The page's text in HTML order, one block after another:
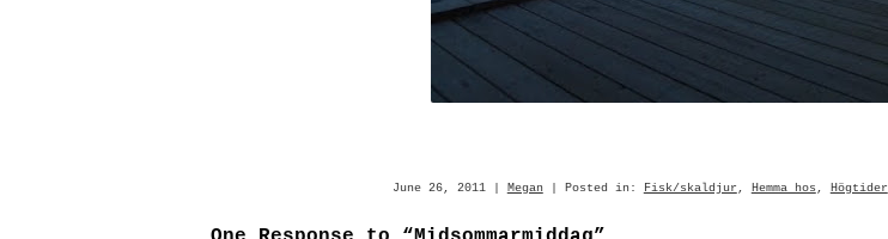
June 26, 2011 | Megan| Posted in: Fisk/skaldjur , Hemma hos , Högtider